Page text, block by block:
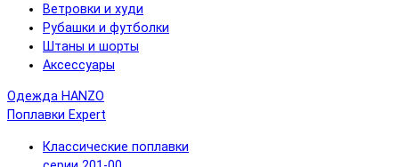
Ветровки и худи
Рубашки и футболки
Штаны и шорты
Аксессуары
Одежда HANZO
Поплавки Expert
Классические поплавки